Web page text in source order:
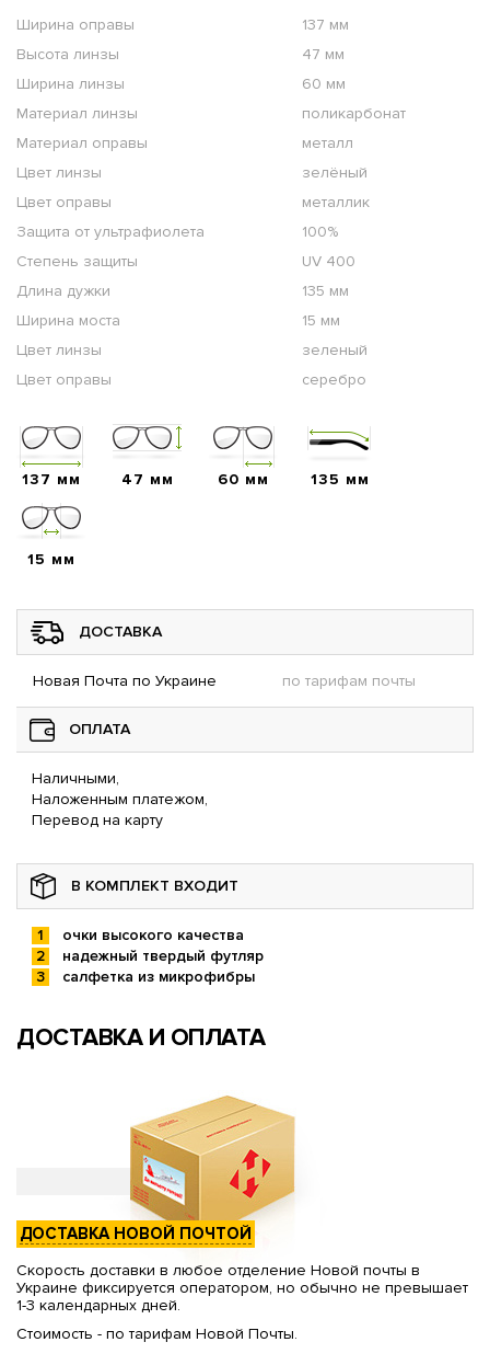
Ширина оправы
137 мм
Высота линзы
47 мм
Ширина линзы
60 мм
Материал линзы
поликарбонат
Материал оправы
металл
Цвет линзы
зелёный
Цвет оправы
металлик
Защита от ультрафиолета
100%
Степень защиты
UV 400
Длина дужки
135 мм
Ширина моста
15 мм
Цвет линзы
зеленый
Цвет оправы
серебро
137 мм 47 мм 60 мм 135 мм
15 мм
ДОСТАВКА
Новая Почта по Украине по тарифам почты
ОПЛАТА
Наличными,
Наложенным платежом,
Перевод на карту
В КОМПЛЕКТ ВХОДИТ
очки высокого качества
надежный твердый футляр
салфетка из микрофибры
ДОСТАВКА И ОПЛАТА
ДОСТАВКА НОВОЙ ПОЧТОЙ
Скорость доставки в любое отделение Новой почты в
Украине фиксируется оператором, но обычно не превышает
1-3 календарных дней.
Стоимость - по тарифам Новой Почты.